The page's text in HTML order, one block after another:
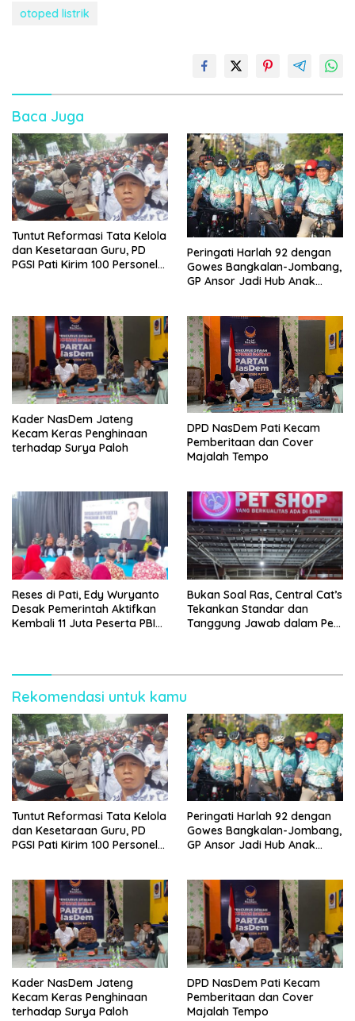
otoped listrik
Baca Juga
Tuntut Reformasi Tata Kelola
dan Kesetaraan Guru, PD
PGSI Pati Kirim 100 Personel
Peringati Harlah 92 dengan
Gowes Bangkalan-Jombang,
GP Ansor Jadi Hub Anak
Kader NasDem Jateng
Kecam Keras Penghinaan
terhadap Surya Paloh
DPD NasDem Pati Kecam
Pemberitaan dan Cover
Majalah Tempo
Reses di Pati, Edy Wuryanto
Desak Pemerintah Aktifkan
Kembali 11 Juta Peserta PBI
Bukan Soal Ras, Central Cat’s
Tekankan Standar dan
Tanggung Jawab dalam Pet
Rekomendasi untuk kamu
Tuntut Reformasi Tata Kelola
dan Kesetaraan Guru, PD
PGSI Pati Kirim 100 Personel
Peringati Harlah 92 dengan
Gowes Bangkalan-Jombang,
GP Ansor Jadi Hub Anak
Kader NasDem Jateng
Kecam Keras Penghinaan
terhadap Surya Paloh
DPD NasDem Pati Kecam
Pemberitaan dan Cover
Majalah Tempo